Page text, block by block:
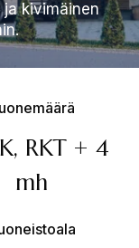
kivimäinen
RKT + 4
mh